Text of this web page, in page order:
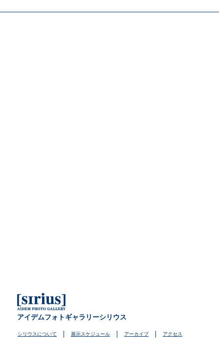
アイデムフォトギャラリーシリウス
シリウスについて 展示スケジュール アーカイブ アクセス